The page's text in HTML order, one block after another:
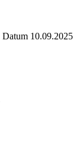
Datum 10.09.2025